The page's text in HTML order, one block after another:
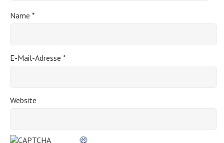
Name *
E-Mail-Adresse *
Website